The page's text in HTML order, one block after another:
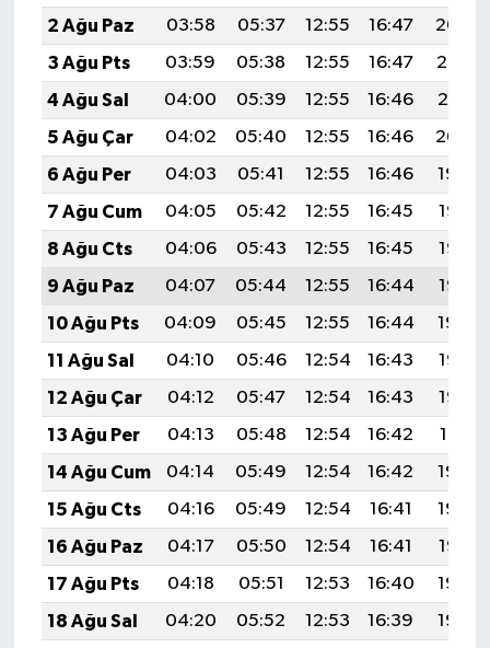
2 Ağu Paz
03:58 05:37 12:55 16:47
20:04
3 Ağu Pts
03:59 05:38 12:55 16:47
20:02
4 Ağu Sal
04:00 05:39 12:55 16:46
20:01
5 Ağu Çar
04:02 05:40 12:55 16:46
20:00
6 Ağu Per
04:03 05:41 12:55 16:46
19:59
7 Ağu Cum
04:05 05:42 12:55 16:45
19:58
8 Ağu Cts
04:06 05:43 12:55 16:45
19:57
9 Ağu Paz
04:07 05:44 12:55 16:44
19:56
10 Ağu Pts
04:09 05:45 12:55 16:44
19:54
11 Ağu Sal
04:10 05:46 12:54 16:43
19:53
12 Ağu Çar
04:12 05:47 12:54 16:43
19:52
13 Ağu Per
04:13 05:48 12:54 16:42
19:51
14 Ağu Cum
04:14 05:49 12:54 16:42
19:49
15 Ağu Cts
04:16 05:49 12:54 16:41
19:48
16 Ağu Paz
04:17 05:50 12:54 16:41
19:47
17 Ağu Pts
04:18 05:51 12:53 16:40
19:45
18 Ağu Sal
04:20 05:52 12:53 16:39
19:44